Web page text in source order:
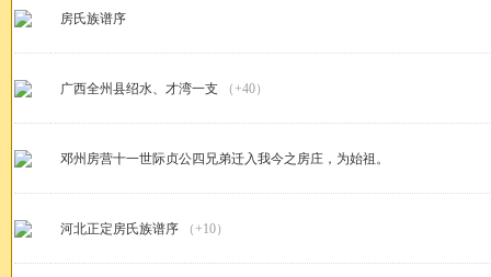
房氏族谱序
广西全州县绍水、才湾一支 （+40）
邓州房营十一世际贞公四兄弟迁入我今之房庄，为始祖。
河北正定房氏族谱序 （+10）